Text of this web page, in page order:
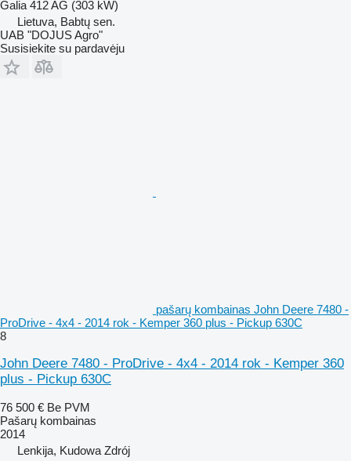
Galia 412 AG (303 kW)
Lietuva, Babtų sen.
UAB "DOJUS Agro"
Susisiekite su pardavėju
pašarų kombainas John Deere 7480 -
ProDrive - 4x4 - 2014 rok - Kemper 360 plus - Pickup 630C
8
John Deere 7480 - ProDrive - 4x4 - 2014 rok - Kemper 360
plus - Pickup 630C
76 500 € Be PVM
Pašarų kombainas
2014
Lenkija, Kudowa Zdrój